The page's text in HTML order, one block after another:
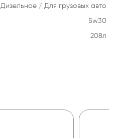
Дизельное Для грузовых авто
5w30
208л